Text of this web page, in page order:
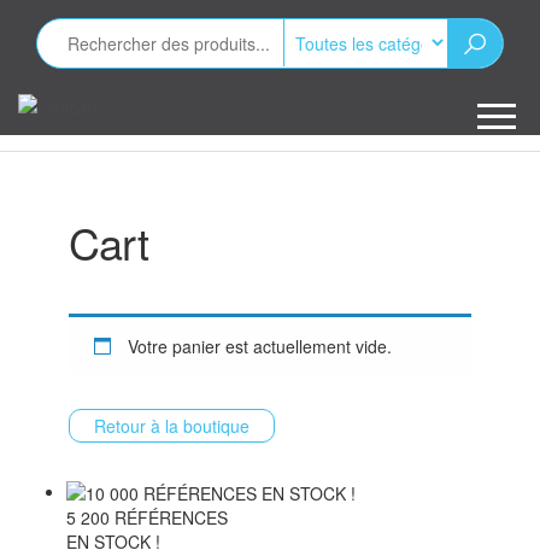
contenu
publicitaires
Cart
Votre panier est actuellement vide.
Retour à la boutique
5 200 RÉFÉRENCES
EN STOCK !